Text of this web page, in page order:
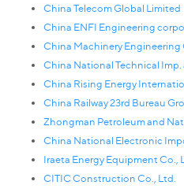
Сhina Telecom Global Limited
China ENFI Engineering
China Machinery
China National Technical Imp.
China Rising Energy
China Railway 23rd Bureau
Zhongman Petroleum and
China National Electronic
Iraeta Energy Equipment Co.,
CITIC Construction Co., Ltd.